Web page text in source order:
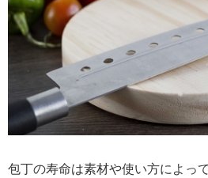
包丁の寿命は素材や使い方によっ